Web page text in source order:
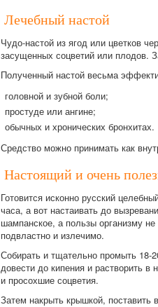
Лечебный настой
Чудо-настой из ягод или цветков
засущенных соцветий или плодов.
Полученный настой весьма
головной и зубной боли;
простуде или ангине;
обычных и хронических бронхитах.
Средство можно принимать как
Настоящий и очень
Готовится исконно русский
часа, а вот настаивать до
шампанское, а пользы организму
подвластно и излечимо.
Собирать и тщательно промыть 18-
довести до кипения и растворить
и просохшие соцветия.
Затем накрыть крышкой, поставить